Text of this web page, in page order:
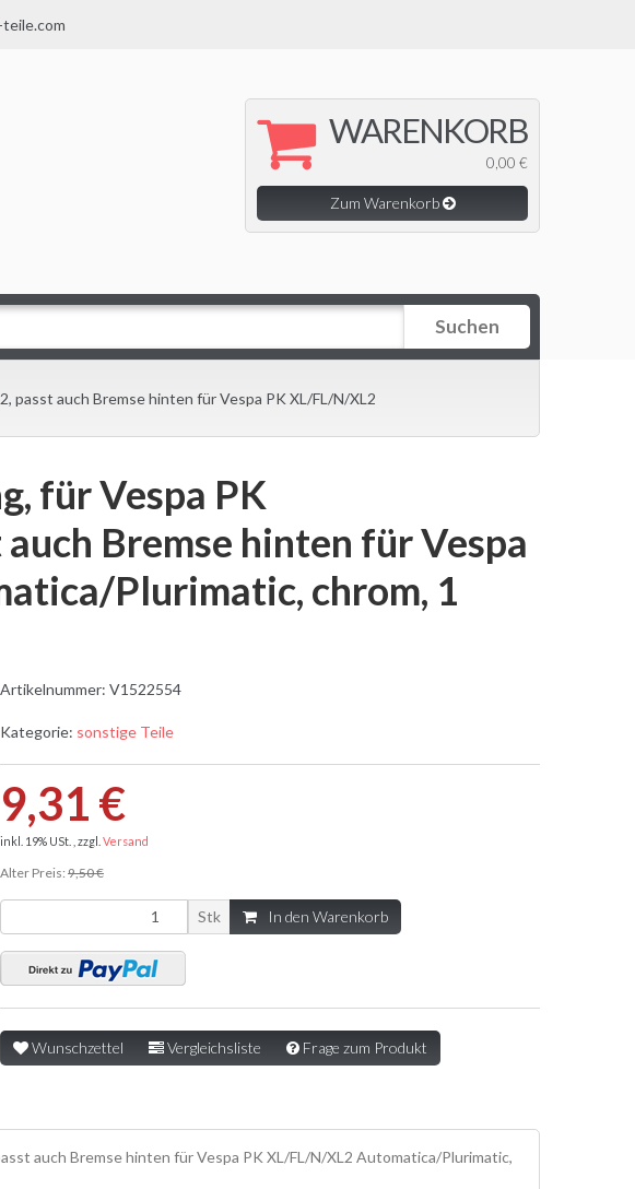
WARENKORB
0,00 €
Zum Warenkorb
Suchen
passt auch Bremse hinten für Vespa PK XL/FL/N/XL2
für Vespa PK
Bremse hinten für Vespa
Plurimatic, chrom, 1
Artikelnummer: V1522554
Kategorie: sonstige Teile
9,31 €
inkl. 19% USt. , zzgl. Versand
Alter Preis: 9,50 €
Stk In den Warenkorb
Wunschzettel Vergleichsliste Frage zum Produkt
auch Bremse hinten für Vespa PK XL/FL/N/XL2 Automatica/Plurimatic,